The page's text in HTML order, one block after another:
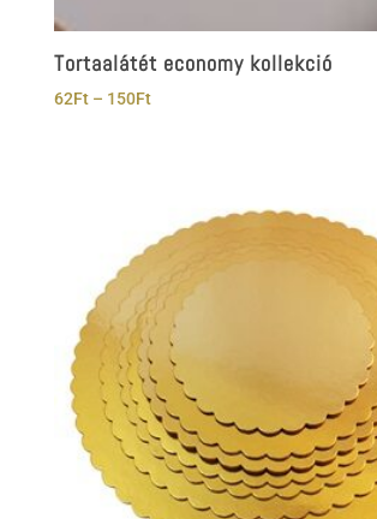
Tortaalátét economy kollekció
62Ft – 150FtÁrtartomány: